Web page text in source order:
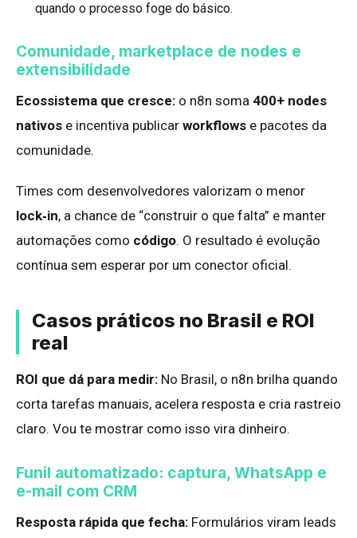
quando o processo foge do básico.
Comunidade, marketplace de nodes e
extensibilidade
Ecossistema que cresce: o n8n soma 400+ nodes
nativos e incentiva publicar workflows e pacotes da
comunidade.
Times com desenvolvedores valorizam o menor
lock‑in, a chance de “construir o que falta” e manter
automações como código. O resultado é evolução
contínua sem esperar por um conector oficial.
Casos práticos no Brasil e ROI
real
ROI que dá para medir: No Brasil, o n8n brilha quando
corta tarefas manuais, acelera resposta e cria rastreio
claro. Vou te mostrar como isso vira dinheiro.
Funil automatizado: captura, WhatsApp e
e-mail com CRM
Resposta rápida que fecha: Formulários viram leads